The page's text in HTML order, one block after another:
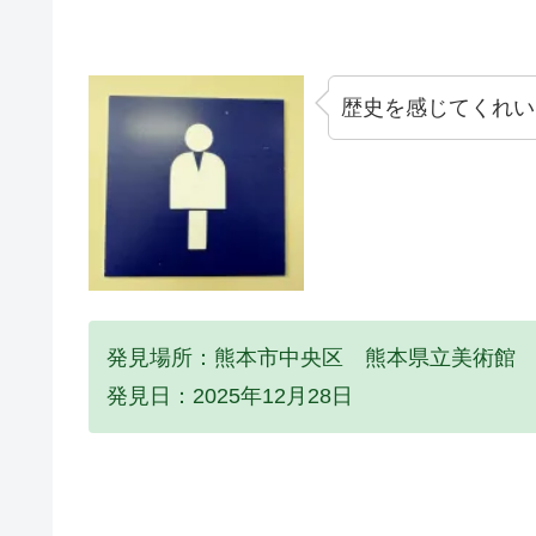
歴史を感じてくれ
発見場所：熊本市中央区 熊本県立美術館
発見日：2025年12月28日